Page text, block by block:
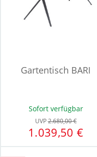
Gartentisch BARI
Sofort verfügbar
UVP2.680,00 €
1.039,50 €